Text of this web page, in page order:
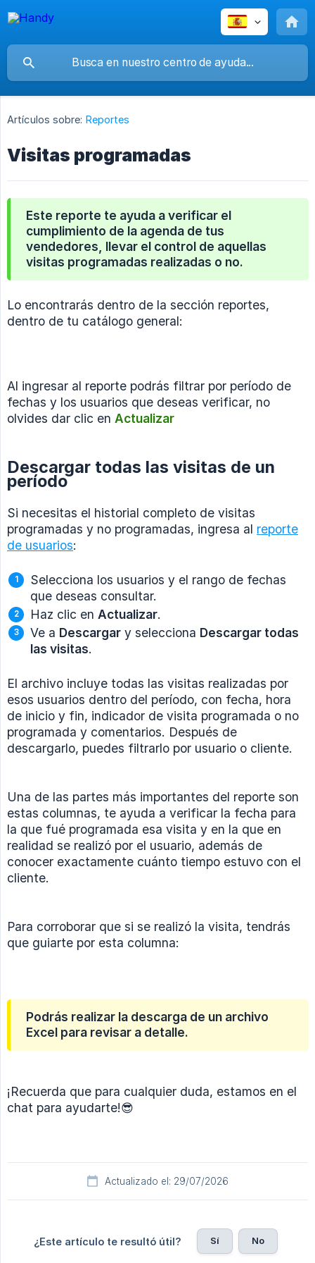
Artículos sobre: Reportes
Visitas programadas
Este reporte te ayuda a verificar el
cumplimiento de la agenda de tus
vendedores, llevar el control de aquellas
visitas programadas realizadas o no.
Lo encontrarás dentro de la sección reportes,
dentro de tu catálogo general:
Al ingresar al reporte podrás filtrar por período de
fechas y los usuarios que deseas verificar, no
olvides dar clic en Actualizar
Descargar todas las visitas de un
período
Si necesitas el historial completo de visitas
programadas y no programadas, ingresa al reporte
de usuarios:
Selecciona los usuarios y el rango de fechas
que deseas consultar.
Haz clic en Actualizar.
Ve a Descargar y selecciona Descargar todas
las visitas.
El archivo incluye todas las visitas realizadas por
esos usuarios dentro del período, con fecha, hora
de inicio y fin, indicador de visita programada o no
programada y comentarios. Después de
descargarlo, puedes filtrarlo por usuario o cliente.
Una de las partes más importantes del reporte son
estas columnas, te ayuda a verificar la fecha para
la que fué programada esa visita y en la que en
realidad se realizó por el usuario, además de
conocer exactamente cuánto tiempo estuvo con el
cliente.
Para corroborar que si se realizó la visita, tendrás
que guiarte por esta columna:
Podrás realizar la descarga de un archivo
Excel para revisar a detalle.
¡Recuerda que para cualquier duda, estamos en el
chat para ayudarte!😎
Actualizado el: 29/07/2026
¿Este artículo te resultó útil? Sí No